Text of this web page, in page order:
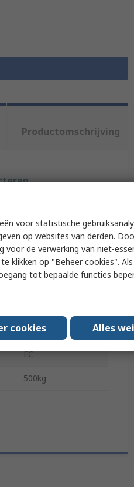
Productomschrijving
Facom
Bottle Jack
Jack
1960mm
EC
500kg
voor statistische
op websites van derden.
de verwerking van niet-
klikken op "Beheer cookies".
tot bepaalde functies
cookies Alles